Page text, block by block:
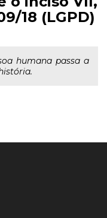
18 (LGPD)
humana passa a